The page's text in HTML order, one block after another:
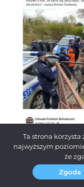
Ta strona korzysta
najwyższym
że
Zgoda